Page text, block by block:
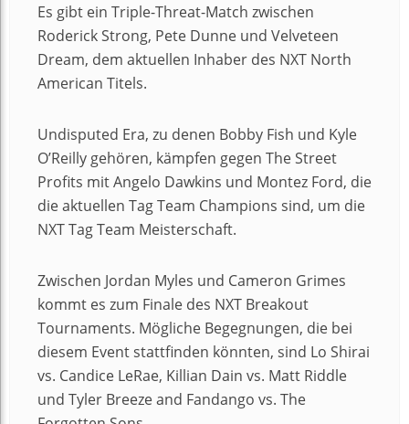
Es gibt ein Triple-Threat-Match zwischen
Roderick Strong, Pete Dunne und Velveteen
Dream, dem aktuellen Inhaber des NXT North
American Titels.
Undisputed Era, zu denen Bobby Fish und Kyle
O’Reilly gehören, kämpfen gegen The Street
Profits mit Angelo Dawkins und Montez Ford, die
die aktuellen Tag Team Champions sind, um die
NXT Tag Team Meisterschaft.
Zwischen Jordan Myles und Cameron Grimes
kommt es zum Finale des NXT Breakout
Tournaments. Mögliche Begegnungen, die bei
diesem Event stattfinden könnten, sind Lo Shirai
vs. Candice LeRae, Killian Dain vs. Matt Riddle
und Tyler Breeze and Fandango vs. The